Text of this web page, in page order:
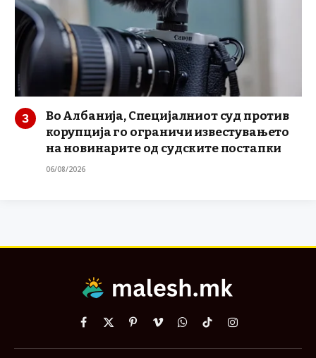
Во Албанија, Специјалниот суд против
корупција го ограничи известувањето
на новинарите од судските постапки
06/08/2026
Facebook
X
PinterestVimeoWhatsApp
TikTokInstagram